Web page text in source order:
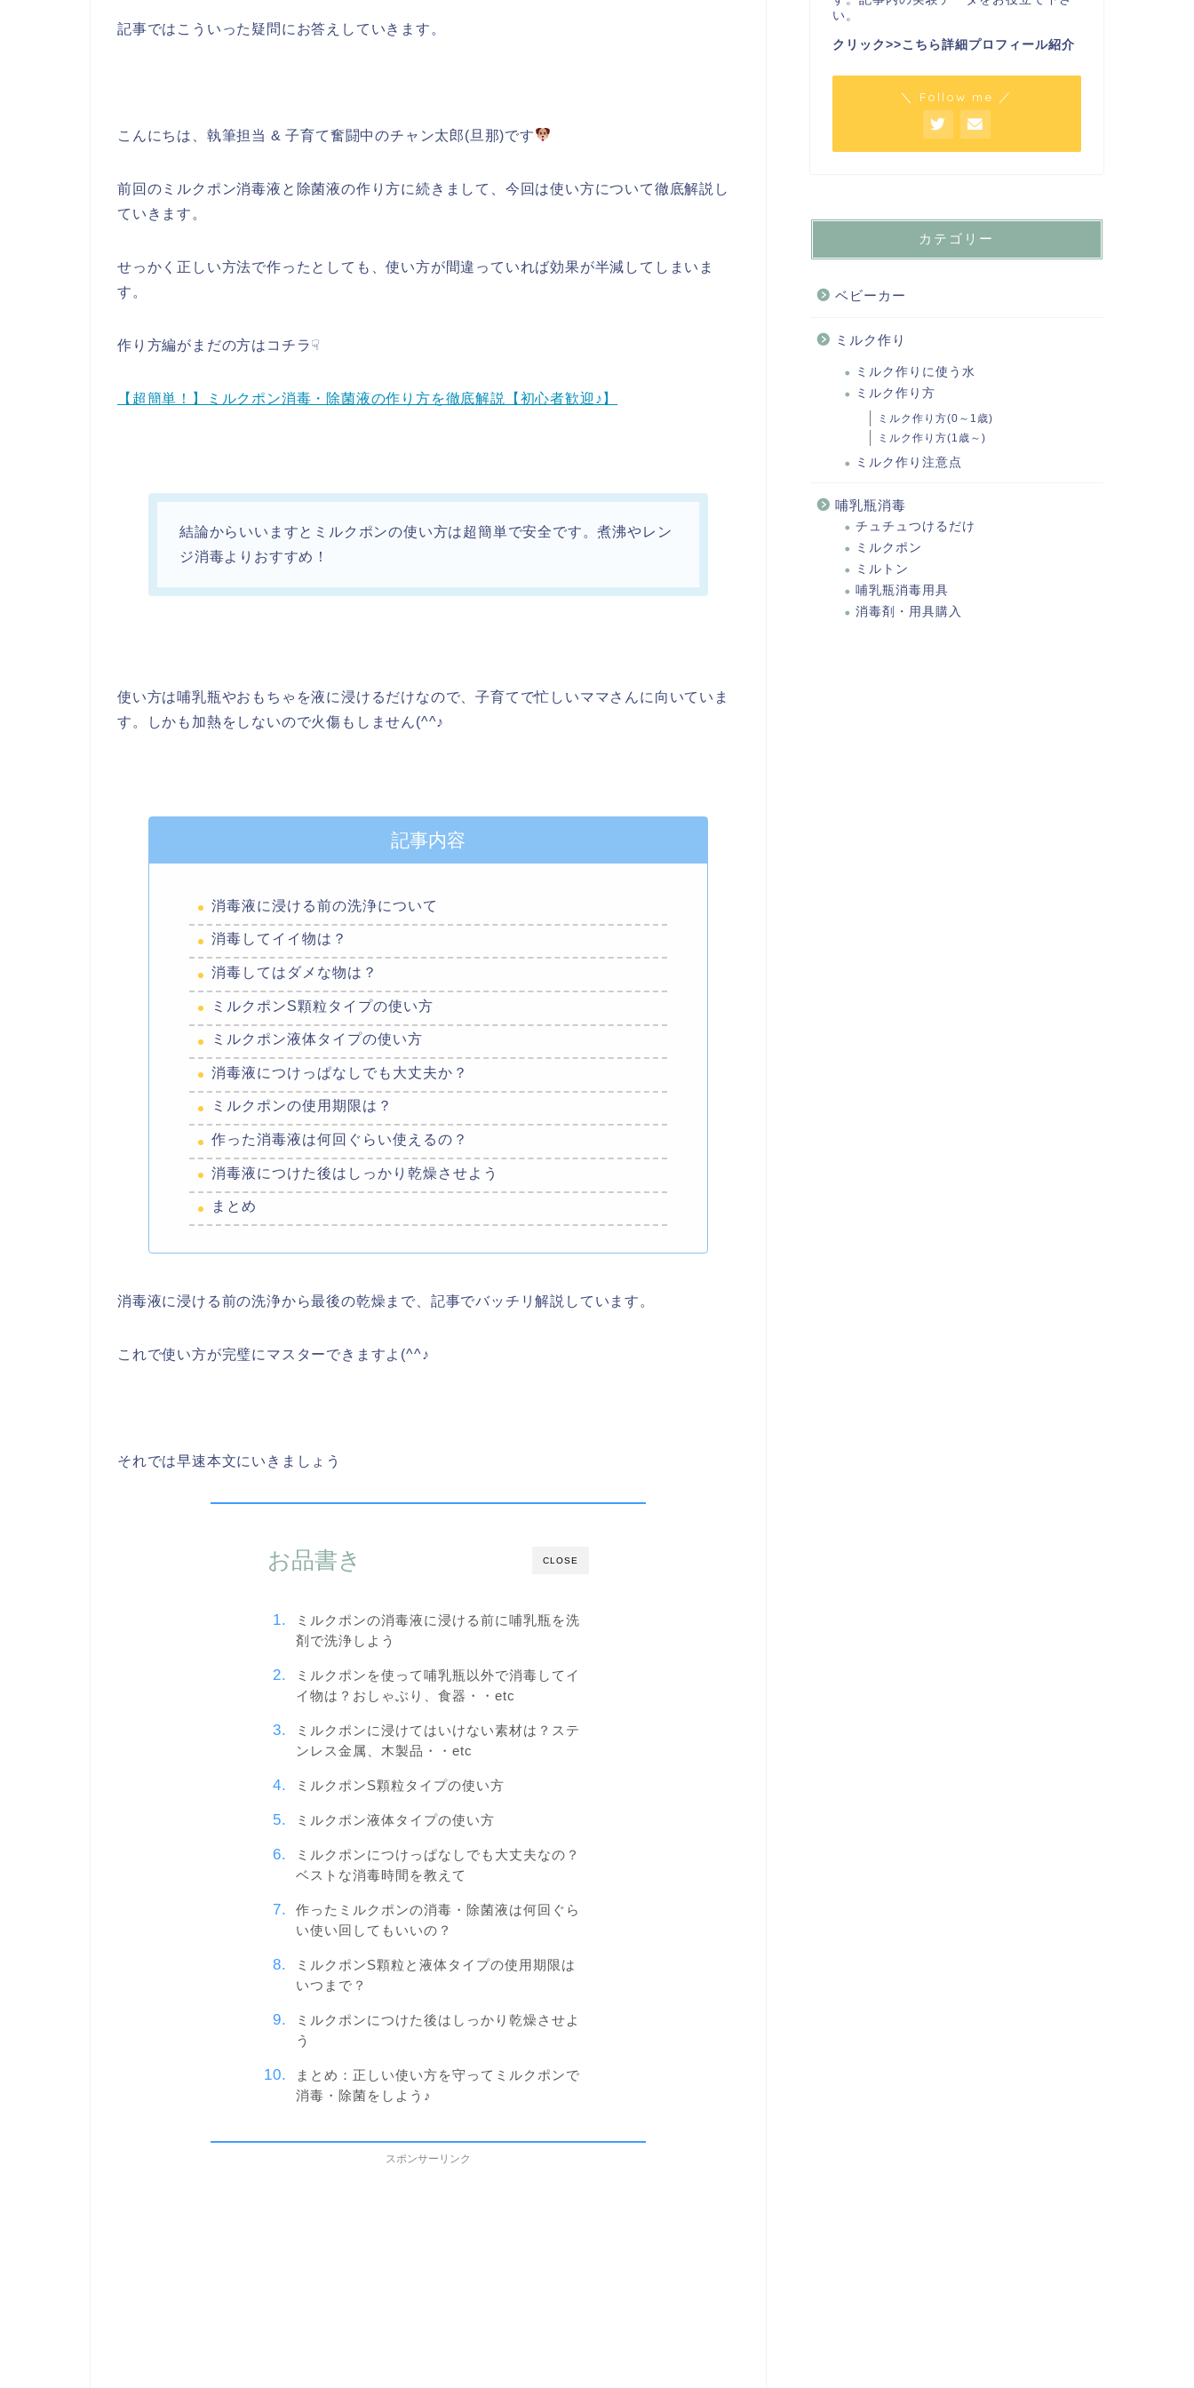
記事ではこういった疑問にお答えしていきます。
こんにちは、執筆担当 & 子育て奮闘中のチャン太郎(旦那)です
前回のミルクポン消毒液と除菌液の作り方に続きまして、今回は使い方について徹底解説し
ていきます。
せっかく正しい方法で作ったとしても、使い方が間違っていれば効果が半減してしまいま
す。
作り方編がまだの方はコチラ☟
【超簡単！】ミルクポン消毒・除菌液の作り方を徹底解説【初心者歓迎♪】
結論からいいますとミルクポンの使い方は超簡単で安全です。煮沸やレン
ジ消毒よりおすすめ！
使い方は哺乳瓶やおもちゃを液に浸けるだけなので、子育てで忙しいママさんに向いていま
す。しかも加熱をしないので火傷もしません(^^♪
記事内容
消毒液に浸ける前の洗浄について
消毒してイイ物は？
消毒してはダメな物は？
ミルクポンS顆粒タイプの使い方
ミルクポン液体タイプの使い方
消毒液につけっぱなしでも大丈夫か？
ミルクポンの使用期限は？
作った消毒液は何回ぐらい使えるの？
消毒液につけた後はしっかり乾燥させよう
まとめ
消毒液に浸ける前の洗浄から最後の乾燥まで、記事でバッチリ解説しています。
これで使い方が完璧にマスターできますよ(^^♪
それでは早速本文にいきましょう
CLOSE
お品書き
ミルクポンの消毒液に浸ける前に哺乳瓶を洗
剤で洗浄しよう
ミルクポンを使って哺乳瓶以外で消毒してイ
イ物は？おしゃぶり、食器・・etc
ミルクポンに浸けてはいけない素材は？ステ
ンレス金属、木製品・・etc
ミルクポンS顆粒タイプの使い方
ミルクポン液体タイプの使い方
ミルクポンにつけっぱなしでも大丈夫なの？
ベストな消毒時間を教えて
作ったミルクポンの消毒・除菌液は何回ぐら
い使い回してもいいの？
ミルクポンS顆粒と液体タイプの使用期限は
いつまで？
ミルクポンにつけた後はしっかり乾燥させよ
う
まとめ：正しい使い方を守ってミルクポンで
消毒・除菌をしよう♪
スポンサーリンク
い。
クリック>>こちら詳細プロフィール紹介
＼ Follow me ／
カテゴリー
ベビーカー
ミルク作り
ミルク作りに使う水
ミルク作り方
ミルク作り方(0～1歳)
ミルク作り方(1歳～)
ミルク作り注意点
哺乳瓶消毒
チュチュつけるだけ
ミルクポン
ミルトン
哺乳瓶消毒用具
消毒剤・用具購入